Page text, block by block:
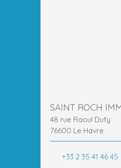
SAINT ROCH
48 rue Raoul Dufy
76600 Le Havre
+33 2 35 41 46 45